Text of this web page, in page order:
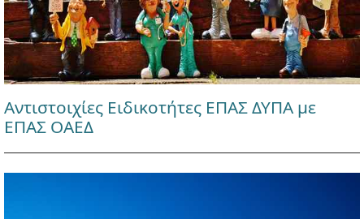
Αντιστοιχίες Ειδικοτήτες ΕΠΑΣ ΔΥΠΑ με
ΕΠΑΣ ΟΑΕΔ